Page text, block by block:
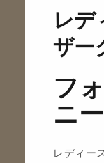
レデ
ザー
フ
ニ
レディー